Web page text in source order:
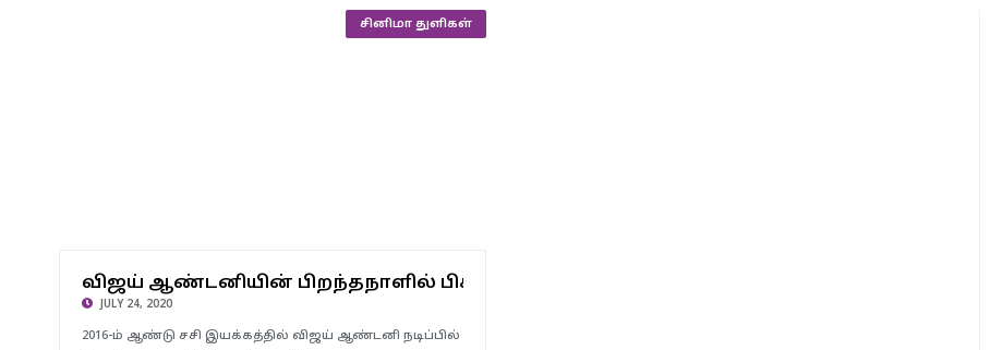
விஜய் ஆண்டனியின் பிறந்தநாளில் பிச்சைக்காரன் 2′ ஃபர்ஸ்ட்
லுக் வெளியீடு
சினிமா துளிகள்
விஜய் ஆண்டனியின் பிறந்தநாளில் பிச்சைக்காரன
JULY 24, 2020
2016-ம் ஆண்டு சசி இயக்கத்தில் விஜய் ஆண்டனி நடிப்பில்